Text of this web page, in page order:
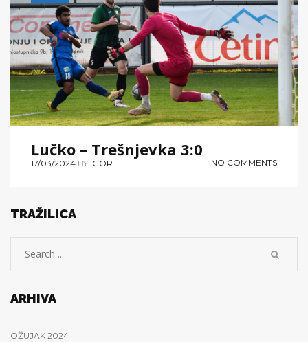
Lučko – Trešnjevka 3:0
17/03/2024 BY IGOR NO COMMENTS
TRAŽILICA
ARHIVA
OŽUJAK 2024